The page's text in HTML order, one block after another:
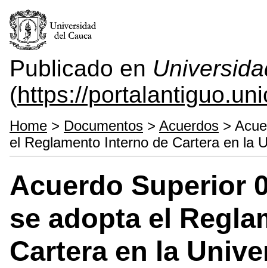
Publicado en
(https://
Home > Documentos > Acuerdos >
el Reglamento Interno de Cartera en la
Acuerdo Superior
se adopta el
Cartera en la